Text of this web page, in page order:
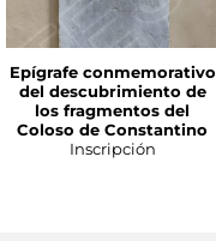
Epígrafe conmemorativo
del descubrimiento de
los fragmentos del
Coloso de Constantino
Inscripción